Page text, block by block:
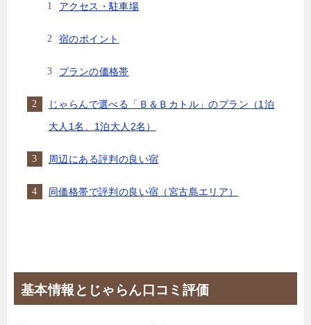
アクセス・駐車場
宿のポイント
プランの価格帯
じゃらんで選べる「Ｂ＆Ｂカトル」のプラン（1泊
大人1名、1泊大人2名）
周辺にある評判の良い宿
同価格帯で評判の良い宿（宮古島エリア）
基本情報とじゃらん口コミ評価